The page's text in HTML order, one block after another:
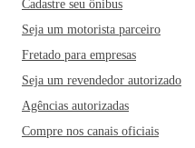
Cadastre seu ônibus
Seja um motorista parceiro
Fretado para empresas
Seja um revendedor autorizado
Agências autorizadas
Compre nos canais oficiais